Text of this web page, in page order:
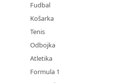
Fudbal
Košarka
Tenis
Odbojka
Atletika
Formula 1